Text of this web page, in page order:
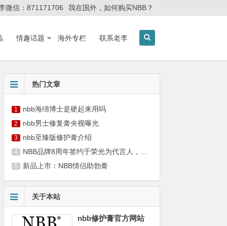
微信：871171706 我在国外，如何购买NBB？
情趣话题 海外专栏 联系老李
热门文章
1 nbb海绵博士是硬起来用吗
2 nbb男士修复膏央视曝光
3 nbb至臻版修护膏介绍
4 NBB品牌8周年签约于荣光为代言人，携手硬汉共筑男性健康新篇章
5 新品上市：NBB情侣助勃膏
关于本站
nbb修护膏官方网站